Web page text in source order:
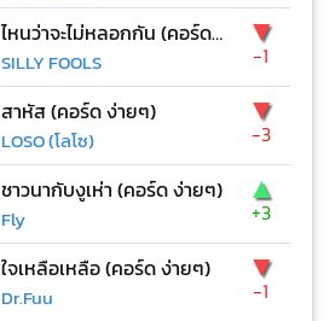
ไหนว่าจะไม่หลอกกัน (คอร์ด ง่ายๆ)
SILLY FOOLS
▼
-1
สาหัส (คอร์ด ง่ายๆ)
LOSO (โลโซ)
▼
-3
ชาวนากับงูเห่า (คอร์ด ง่ายๆ)
Fly
▲
+3
ใจเหลือเหลือ (คอร์ด ง่ายๆ)
Dr.Fuu
▼
-1